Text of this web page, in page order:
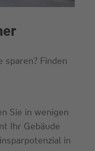
sparen? Finden
Sie in wenigen
Ihr Gebäude
in